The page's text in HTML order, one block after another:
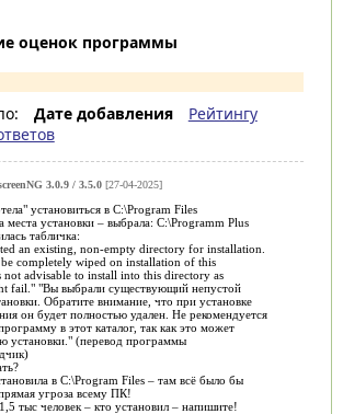
оценок программы
Дате добавления
Рейтингу
3.0.9 / 3.5.0[27-04-2025]
установиться в C:\Program Files
места установки – выбрала: C:\Programm Plus
табличка:
an existing, non-empty directory for installation.
completely wiped on installation of this
advisable to install into this directory as
fail." "Вы выбрали существующий непустой
Обратите внимание, что при установке
он будет полностью удален. Не рекомендуется
в этот каталог, так как это может
установки." (перевод программы
в C:\Program Files – там всё было бы
угроза всему ПК!
тыс человек – кто установил – напишите!